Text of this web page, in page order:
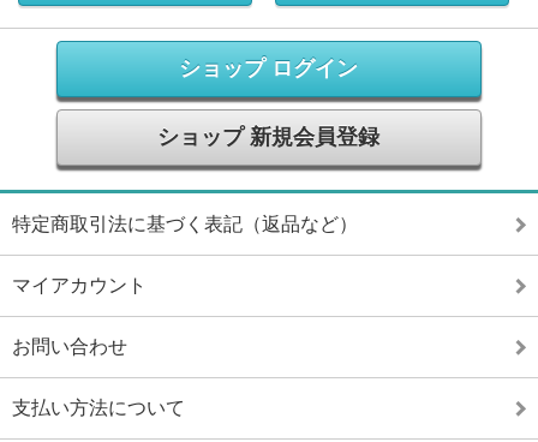
ショップ ログイン
ショップ 新規会員登録
特定商取引法に基づく表記（返品など）
マイアカウント
お問い合わせ
支払い方法について